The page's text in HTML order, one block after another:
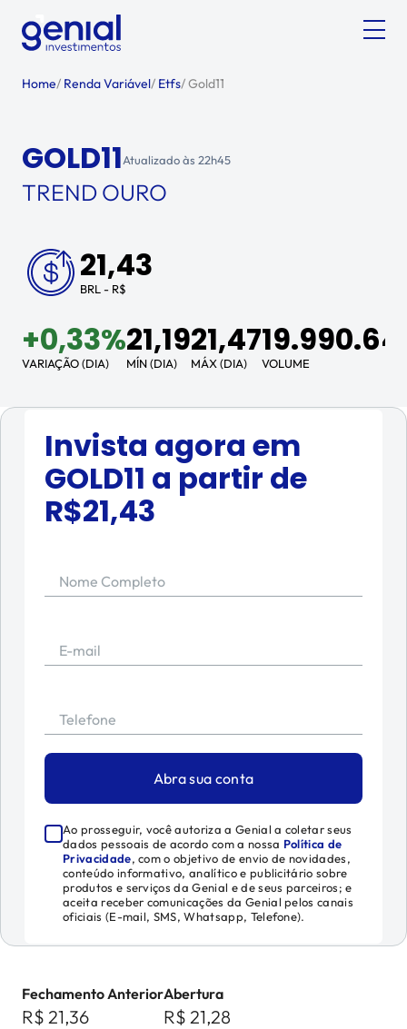
Home/ Renda Variável/ Etfs/Gold11
GOLD11Atualizado às 22h45
TREND OURO
21,43
BRL - R$
+0,33%
VARIAÇÃO (DIA)
21,19
MÍN (DIA)
21,47
MÁX (DIA) VOLUME
Invista agora em
GOLD11 a partir de
R$21,43
Nome Completo
E-mail
Telefone
Abra sua conta
Ao prosseguir, você autoriza a Genial a coletar seus
dados pessoais de acordo com a nossa Política de
Privacidade, com o objetivo de envio de novidades,
conteúdo informativo, analítico e publicitário sobre
produtos e serviços da Genial e de seus parceiros; e
aceita receber comunicações da Genial pelos canais
oficiais (E-mail, SMS, Whatsapp, Telefone).
Fechamento Anterior
R$ 21,36
Abertura
R$ 21,28